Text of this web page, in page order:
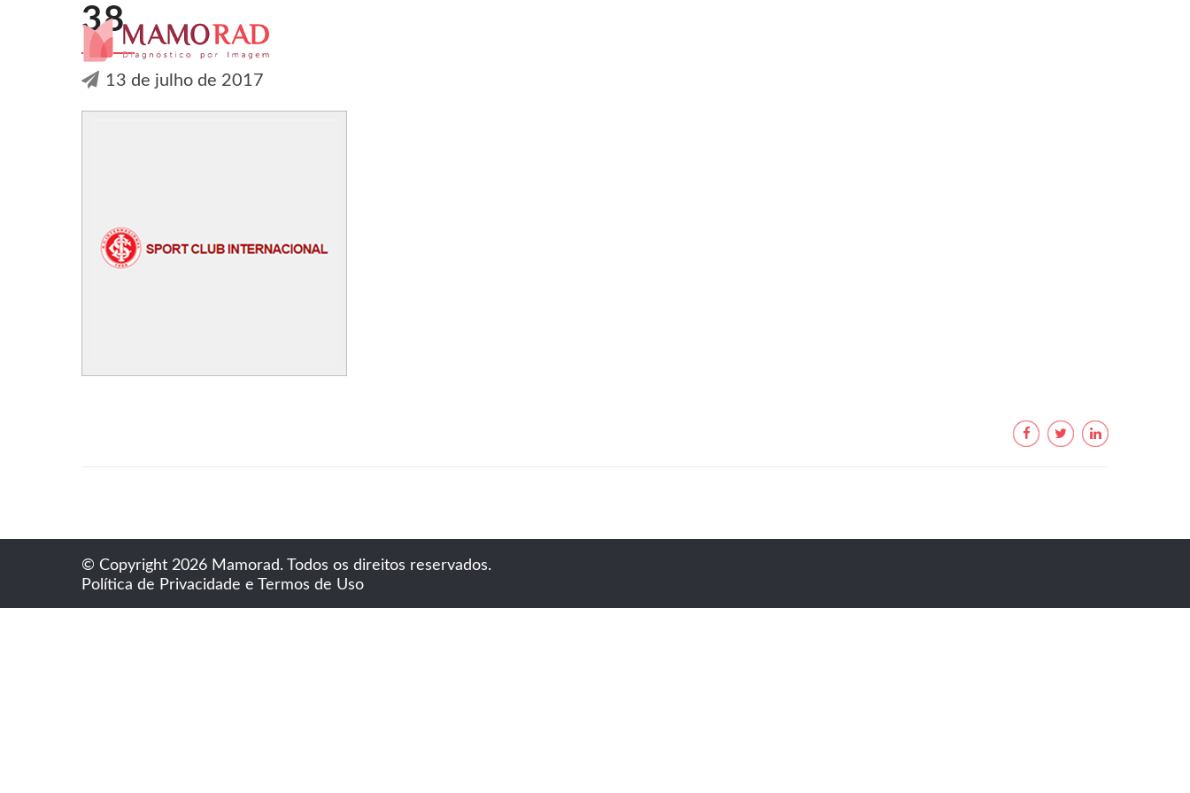
38
13 de julho de 2017
© Copyright 2026 Mamorad. Todos os direitos reservados.
Política de Privacidade e Termos de Uso